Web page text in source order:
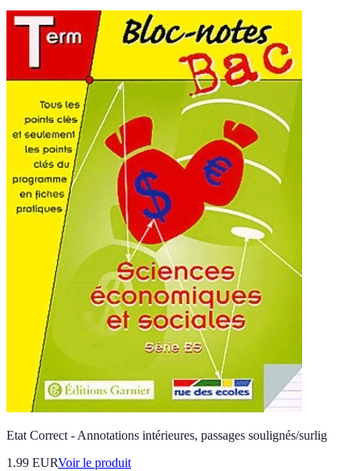
Etat Correct - Annotations intérieures, passages soulignés/surlig
1.99 EURVoir le produit